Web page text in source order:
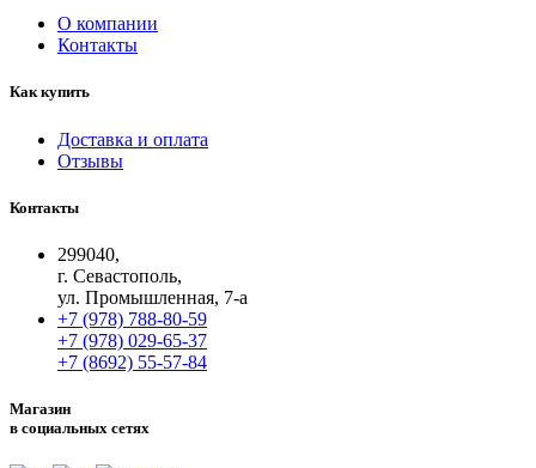
О компании
Контакты
Как купить
Доставка и оплата
Отзывы
Контакты
299040,
г. Севастополь,
ул. Промышленная, 7-а
+7 (978) 788-80-59
+7 (978) 029-65-37
+7 (8692) 55-57-84
Магазин
в социальных сетях